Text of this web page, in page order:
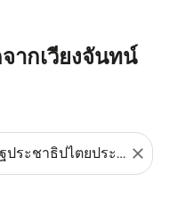
ากเวียงจันทน์
close
ทางและ/หรือปลายทาง) หรื